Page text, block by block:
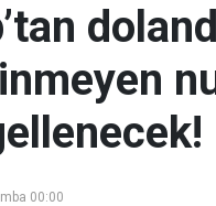
00:00